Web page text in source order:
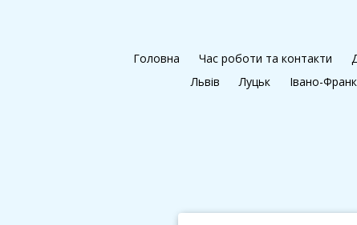
Головна Час роботи та контакти
Львів
Луцьк Івано-